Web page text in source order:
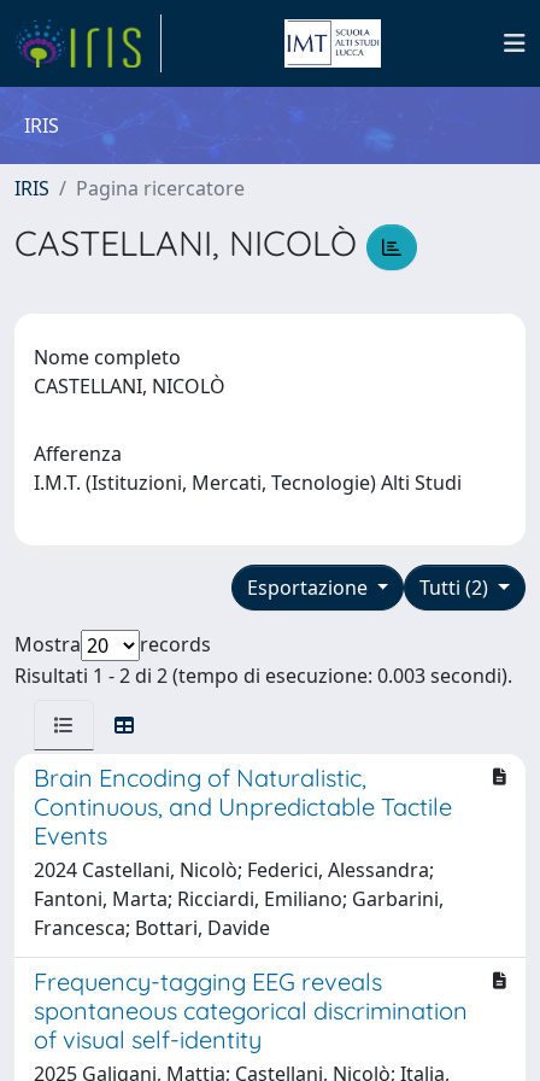
IRIS
IRIS Pagina ricercatore
CASTELLANI, NICOLÒ
Nome completo
CASTELLANI, NICOLÒ
Afferenza
I.M.T. (Istituzioni, Mercati, Tecnologie) Alti Studi
Tutti (2)
Esportazione
Mostra
records
Risultati 1 - 2 di 2 (tempo di esecuzione: 0.003 secondi).
Brain Encoding of Naturalistic,
Continuous, and Unpredictable Tactile
Events
2024 Castellani, Nicolò; Federici, Alessandra;
Fantoni, Marta; Ricciardi, Emiliano; Garbarini,
Francesca; Bottari, Davide
Frequency-tagging EEG reveals
spontaneous categorical discrimination
of visual self-identity
2025 Galigani, Mattia; Castellani, Nicolò; Italia,